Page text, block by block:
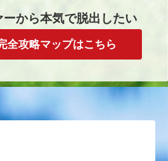
から本気で脱出したい
全攻略マップはこちら